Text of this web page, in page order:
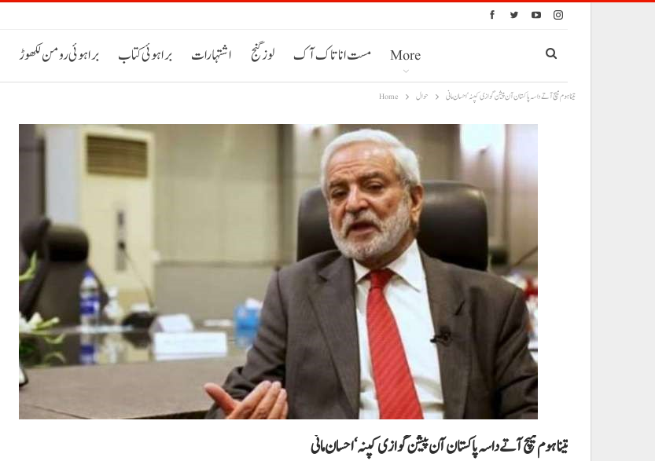
براہوئی رومن لکھوڑ براہوئی کتاب اشتہارات لوز گنج مست انا تاک آک More
Home حوال تینا ہوم میچ آتے داسہ پاکستان آن پیشن گوازی کپنہ‘احسان مانی
تینا ہوم میچ آتے داسہ پاکستان آن پیشن گوازی کپنہ‘احسان مانی